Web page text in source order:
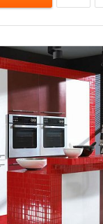
камінь; Під травертин;